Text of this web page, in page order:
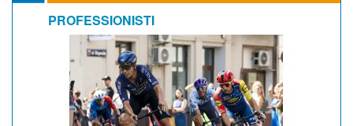
PROFESSIONISTI